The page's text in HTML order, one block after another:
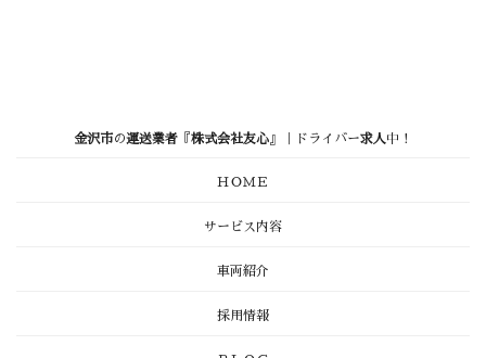
金沢市の運送業者 株式会社友心 』｜ドライバー求人中！
ＨＯＭＥ
サービス内容
車両紹介
採用情報